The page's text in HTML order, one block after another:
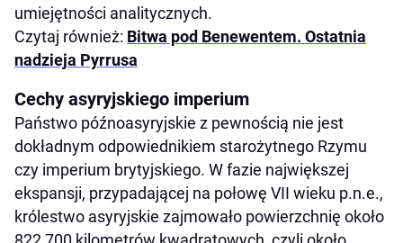
umiejętności analitycznych.
Czytaj również: Bitwa pod Benewentem. Ostatnia
nadzieja Pyrrusa
Cechy asyryjskiego imperium
Państwo późnoasyryjskie z pewnością nie jest
dokładnym odpowiednikiem starożytnego Rzymu
czy imperium brytyjskiego. W fazie największej
ekspansji, przypadającej na połowę VII wieku p.n.e.,
królestwo asyryjskie zajmowało powierzchnię około